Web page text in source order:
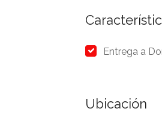
Entrega a
Ubicación